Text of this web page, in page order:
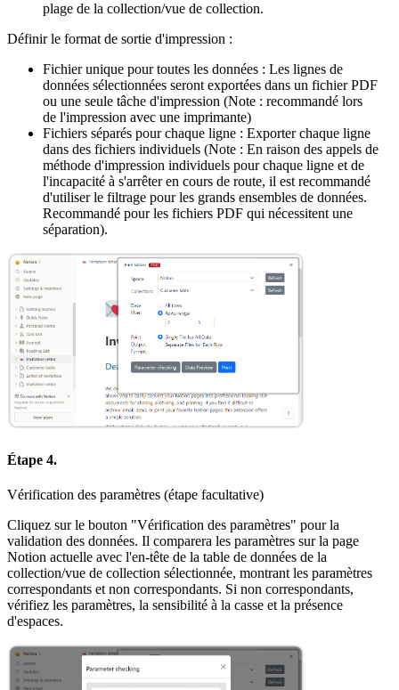
plage de la collection/vue de collection.
Définir le format de sortie d'impression :
Fichier unique pour toutes les données : Les lignes de
données sélectionnées seront exportées dans un fichier PDF
ou une seule tâche d'impression (Note : recommandé lors
de l'impression avec une imprimante)
Fichiers séparés pour chaque ligne : Exporter chaque ligne
dans des fichiers individuels (Note : En raison des appels de
méthode d'impression individuels pour chaque ligne et de
l'incapacité à s'arrêter en cours de route, il est recommandé
d'utiliser le filtrage pour les grands ensembles de données.
Recommandé pour les fichiers PDF qui nécessitent une
séparation).
Étape 4.
Vérification des paramètres (étape facultative)
Cliquez sur le bouton "Vérification des paramètres" pour la
validation des données. Il comparera les paramètres sur la page
Notion actuelle avec l'en-tête de la table de données de la
collection/vue de collection sélectionnée, montrant les paramètres
correspondants et non correspondants. Si non correspondants,
vérifiez les paramètres, la sensibilité à la casse et la présence
d'espaces.